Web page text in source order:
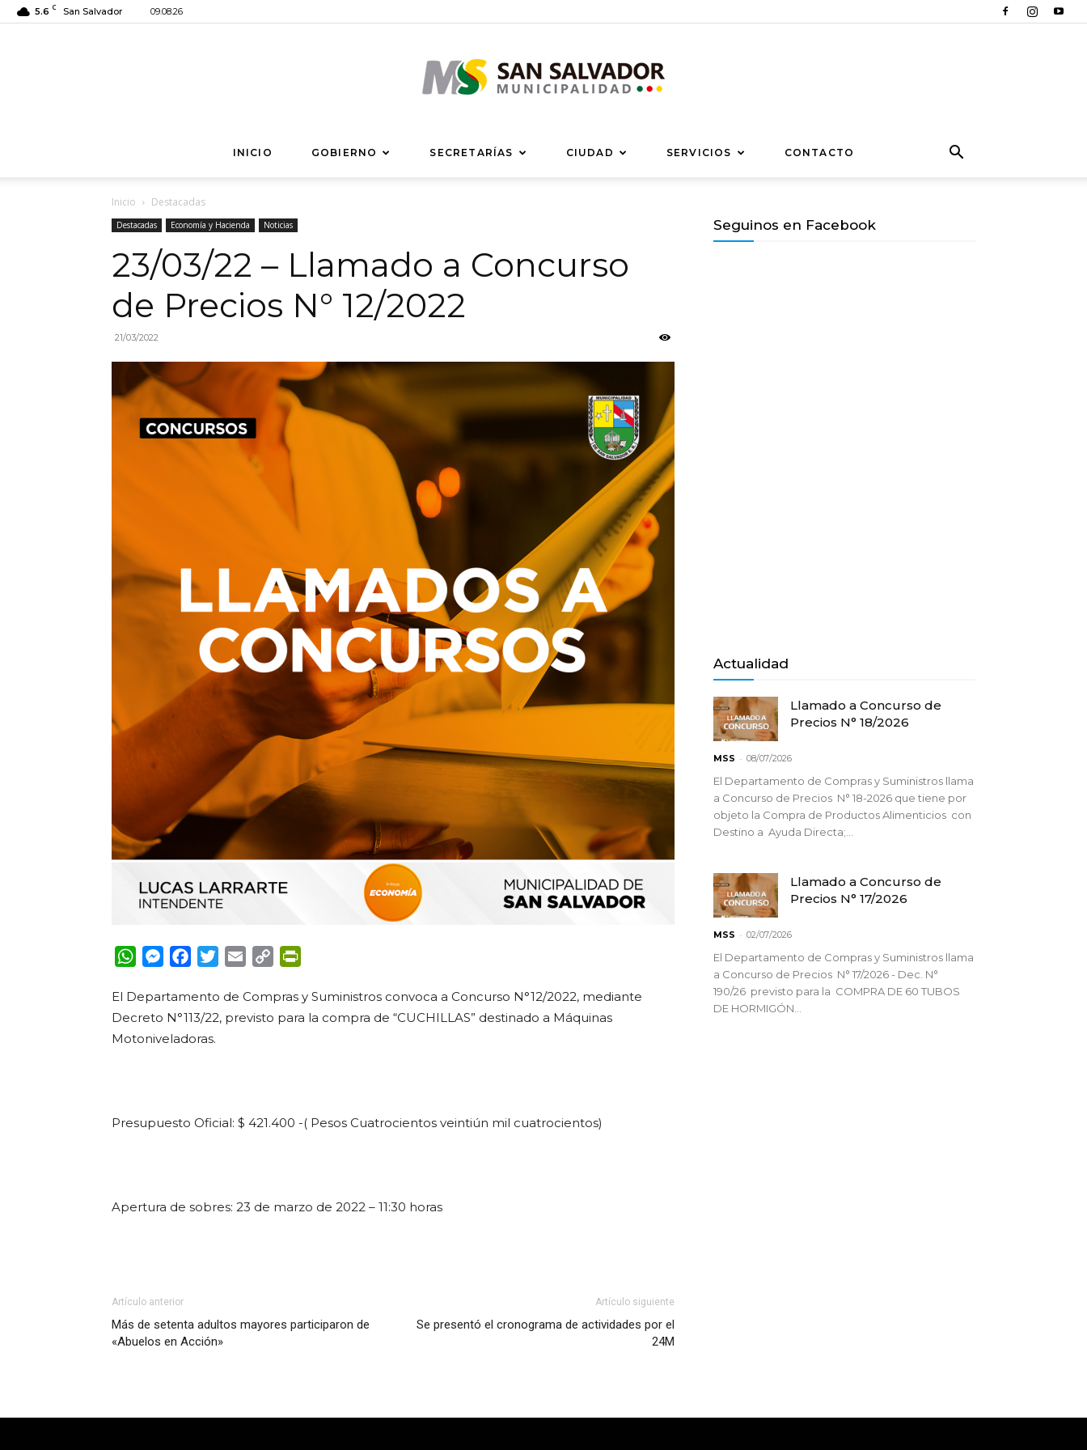
5.6 C San Salvador 09.08.26
Municipalidad
INICIO GOBIERNO SECRETARÍAS CIUDAD SERVICIOS CONTACTO
Inicio Destacadas
Destacadas Economía y Hacienda Noticias
23/03/22 – Llamado a Concurso
de Precios N° 12/2022
21/03/2022
WhatsApp
Messenger
FacebookTwitterEmail Copy
El Departamento de Compras y Suministros convoca a Concurso N°12/2022, mediante
Decreto N°113/22, previsto para la compra de “CUCHILLAS” destinado a Máquinas
Motoniveladoras.
Presupuesto Oficial: $ 421.400 -( Pesos Cuatrocientos veintiún mil cuatrocientos)
Apertura de sobres: 23 de marzo de 2022 – 11:30 horas
Artículo anterior
Más de setenta adultos mayores participaron de
«Abuelos en Acción»
Artículo siguiente
Se presentó el cronograma de actividades por el
24M
Seguinos en Facebook
Actualidad
Llamado a Concurso de
Precios N° 18/2026
MSS - 08/07/2026
El Departamento de Compras y Suministros llama
a Concurso de Precios N° 18-2026 que tiene por
objeto la Compra de Productos Alimenticios con
Destino a Ayuda Directa;...
Llamado a Concurso de
Precios N° 17/2026
MSS - 02/07/2026
El Departamento de Compras y Suministros llama
a Concurso de Precios N° 17/2026 - Dec. N°
190/26 previsto para la COMPRA DE 60 TUBOS
DE HORMIGÓN...